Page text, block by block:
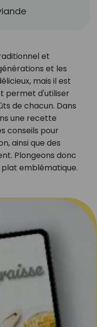
et
et les
mais il est
permet d'utiliser
de chacun. Dans
une recette
conseils pour
ainsi que des
Plongeons donc
plat emblématique.